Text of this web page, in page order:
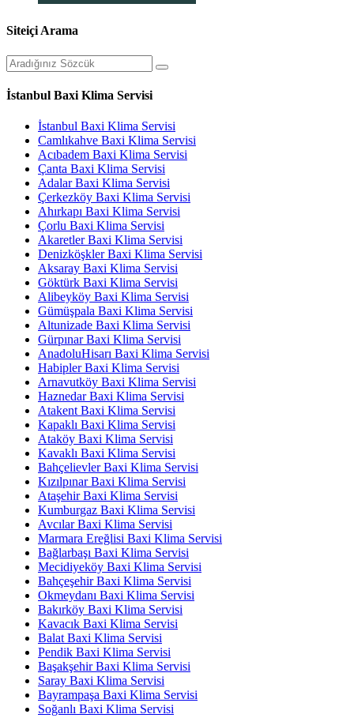
Siteiçi Arama
İstanbul Baxi Klima Servisi
İstanbul Baxi Klima Servisi
Camlıkahve Baxi Klima Servisi
Acıbadem Baxi Klima Servisi
Çanta Baxi Klima Servisi
Adalar Baxi Klima Servisi
Çerkezköy Baxi Klima Servisi
Ahırkapı Baxi Klima Servisi
Çorlu Baxi Klima Servisi
Akaretler Baxi Klima Servisi
Denizköşkler Baxi Klima Servisi
Aksaray Baxi Klima Servisi
Göktürk Baxi Klima Servisi
Alibeyköy Baxi Klima Servisi
Gümüşpala Baxi Klima Servisi
Altunizade Baxi Klima Servisi
Gürpınar Baxi Klima Servisi
AnadoluHisarı Baxi Klima Servisi
Habipler Baxi Klima Servisi
Arnavutköy Baxi Klima Servisi
Haznedar Baxi Klima Servisi
Atakent Baxi Klima Servisi
Kapaklı Baxi Klima Servisi
Ataköy Baxi Klima Servisi
Kavaklı Baxi Klima Servisi
Bahçelievler Baxi Klima Servisi
Kızılpınar Baxi Klima Servisi
Ataşehir Baxi Klima Servisi
Kumburgaz Baxi Klima Servisi
Avcılar Baxi Klima Servisi
Marmara Ereğlisi Baxi Klima Servisi
Bağlarbaşı Baxi Klima Servisi
Mecidiyeköy Baxi Klima Servisi
Bahçeşehir Baxi Klima Servisi
Okmeydanı Baxi Klima Servisi
Bakırköy Baxi Klima Servisi
Kavacık Baxi Klima Servisi
Balat Baxi Klima Servisi
Pendik Baxi Klima Servisi
Başakşehir Baxi Klima Servisi
Saray Baxi Klima Servisi
Bayrampaşa Baxi Klima Servisi
Soğanlı Baxi Klima Servisi